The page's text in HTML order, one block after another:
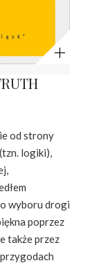
od strony
logiki),
wyboru drogi
poprzez
także przez